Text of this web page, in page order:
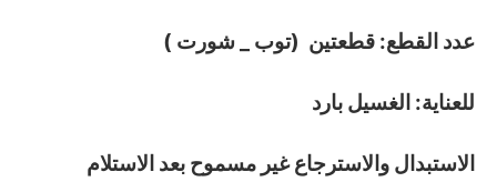
عدد القطع: قطعتين (توب _ شورت )
للعناية: الغسيل بارد
الاستبدال والاسترجاع غير مسموح بعد الاستلام